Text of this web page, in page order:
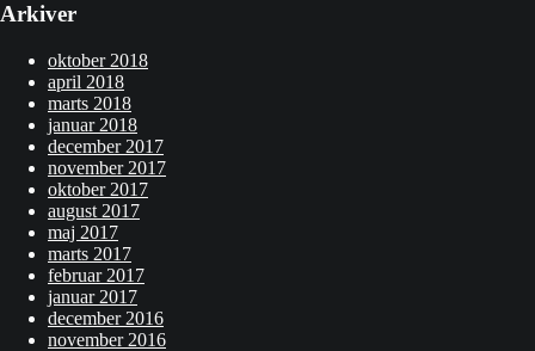
Arkiver
oktober 2018
april 2018
marts 2018
januar 2018
december 2017
november 2017
oktober 2017
august 2017
maj 2017
marts 2017
februar 2017
januar 2017
december 2016
november 2016